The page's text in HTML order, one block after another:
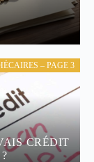
– PAGE 3
CRÉDIT